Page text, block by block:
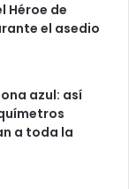
Héroe de
el asedio
azul: así
a toda la